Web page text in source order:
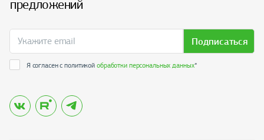
предложений
Подписаться
Я согласен с политикойобработки персональных данных*